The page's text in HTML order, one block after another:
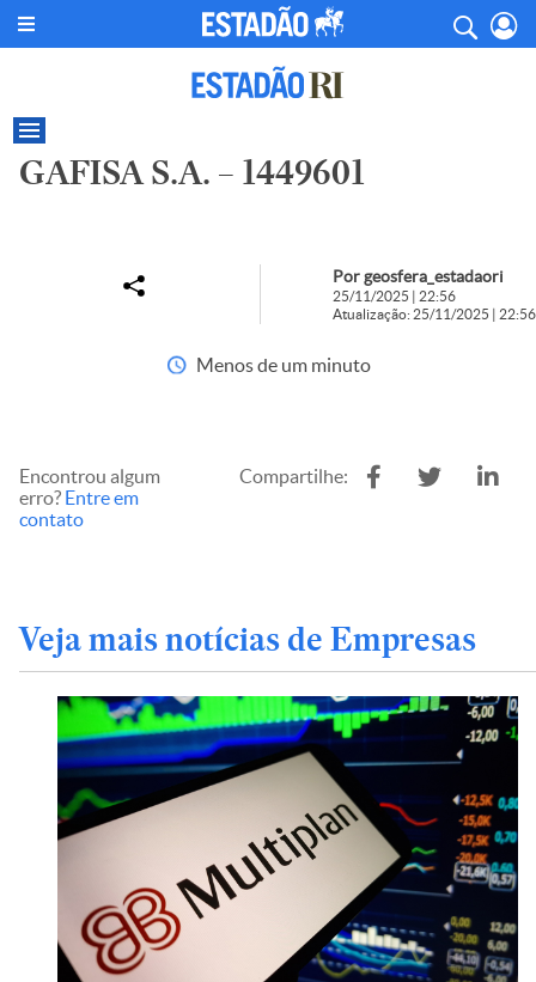
GAFISA S.A. – 1449601
Por geosfera_estadaori
25/11/2025 | 22:56
Atualização: 25/11/2025 | 22:56
Menos de um minuto
Encontrou algum
erro? Entre em
contato
Compartilhe:
Veja mais notícias de Empresas